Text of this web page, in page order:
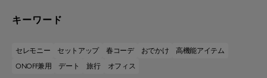
キーワード
セレモニー セットアップ 春コーデ おでかけ
高機能アイテム
ONOFF兼用
デート 旅行 オフィス